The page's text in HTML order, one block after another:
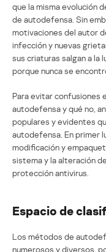
que la misma evolución
de autodefensa. Sin
motivaciones del autor
infección y nuevas
sus criaturas salgan a la
porque nunca se
Para evitar confusiones
autodefensa y qué no,
populares y evidentes
autodefensa. En primer
modificación y
sistema y la alteración
protección antivirus.
Espacio de
Los métodos de
numerosos y diversos,